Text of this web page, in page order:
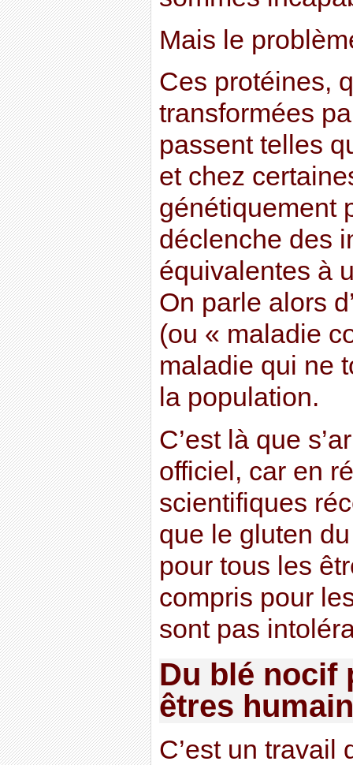
Mais le
Ces protéines,
transformées
passent telles
et chez
génétiquement
déclenche des
équivalentes à
On parle alors
(ou « maladie
maladie qui ne
la population.
C’est là que
officiel, car en
scientifiques
que le gluten
pour tous les
compris pour
sont pas
Du blé nocif
êtres
C’est un travail